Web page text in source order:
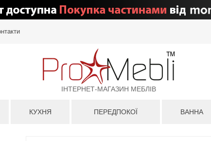
ІНТЕРНЕТ-МАГАЗИН МЕБЛІВ
КУХНЯ ПЕРЕДПОКОЇ ВАННА